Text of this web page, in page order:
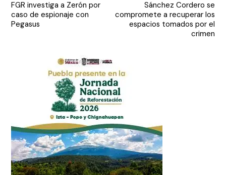
de
entradas
FGR investiga a Zerón por
caso de espionaje con
Pegasus
Sánchez Cordero se
compromete a recuperar los
espacios tomados por el
crimen